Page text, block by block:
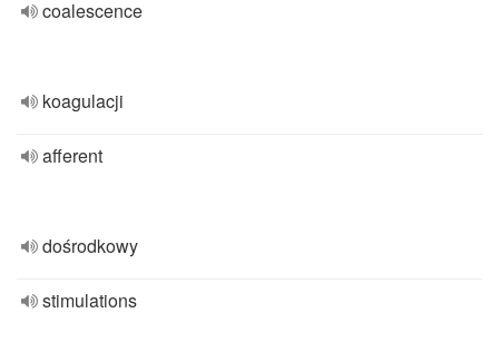
coalescence
koagulacji
afferent
dośrodkowy
stimulations